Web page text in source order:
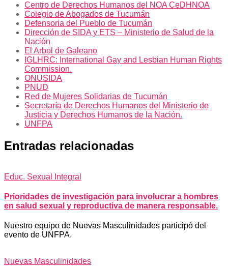
Centro de Derechos Humanos del NOA CeDHNOA
Colegio de Abogados de Tucumán
Defensoria del Pueblo de Tucumán
Dirección de SIDA y ETS – Ministerio de Salud de la
Nación
El Arbol de Galeano
IGLHRC: International Gay and Lesbian Human Rights
Commission.
ONUSIDA
PNUD
Red de Mujeres Solidarias de Tucumán
Secretaría de Derechos Humanos del Ministerio de
Justicia y Derechos Humanos de la Nación.
UNFPA
Entradas relacionadas
Educ. Sexual Integral
Prioridades de investigación para involucrar a hombres
en salud sexual y reproductiva de manera responsable.
Nuestro equipo de Nuevas Masculinidades participó del
evento de UNFPA.
Nuevas Masculinidades